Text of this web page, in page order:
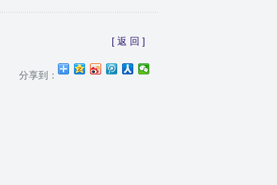
[ 返 回 ]
分享到：